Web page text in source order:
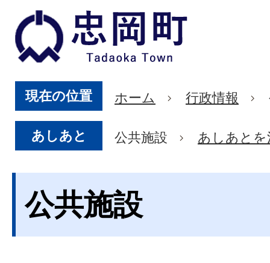
現在の位置 ホーム 行政情報
あしあと 公共施設 あしあと
公共施設